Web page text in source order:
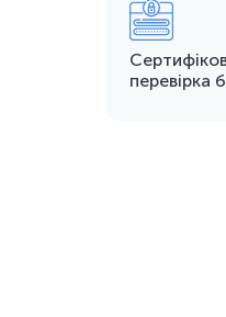
перевірка